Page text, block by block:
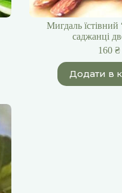
Мигдаль їстівний
саджанці
160 ₴
Додати в